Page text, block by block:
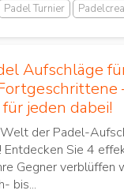
Padel Turnier
Aufschläge
jeden dabei!
der Padel-
Entdecken Sie 4
Gegner verblüffen
bis...